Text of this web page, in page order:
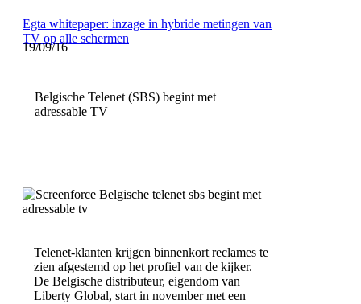
Egta whitepaper: inzage in hybride metingen van
TV op alle schermen
19/09/16
Belgische Telenet (SBS) begint met
adressable TV
Telenet-klanten krijgen binnenkort reclames te
zien afgestemd op het profiel van de kijker.
De Belgische distributeur, eigendom van
Liberty Global, start in november met een